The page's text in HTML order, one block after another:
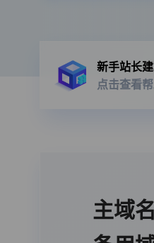
新手站长
点击查看
主域名